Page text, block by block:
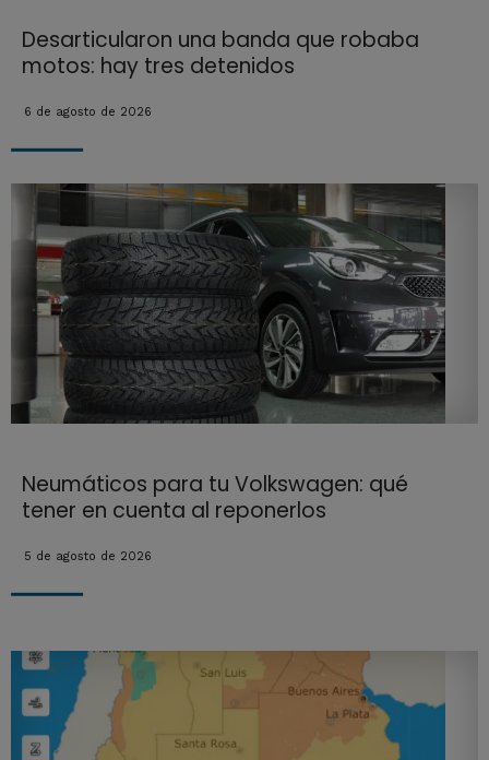
Desarticularon una banda que robaba
motos: hay tres detenidos
6 de agosto de 2026
Neumáticos para tu Volkswagen: qué
tener en cuenta al reponerlos
5 de agosto de 2026